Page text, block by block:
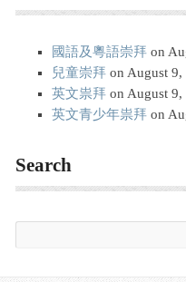
國語及粵語崇拜 on
兒童崇拜 on August 9,
英文祟拜 on August 9,
英文青少年祟拜 on
Search
Search